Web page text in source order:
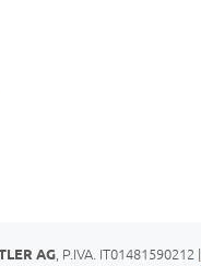
AG, P.IVA. IT01481590212 |